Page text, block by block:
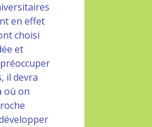
en effet
choisi
et
il devra
où on